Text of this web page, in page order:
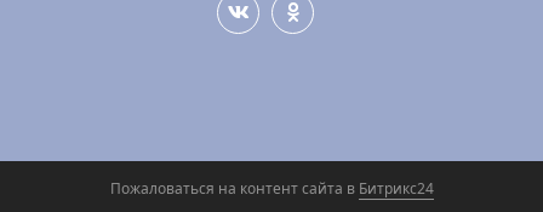
Пожаловаться на контент cайта в Битрикс24